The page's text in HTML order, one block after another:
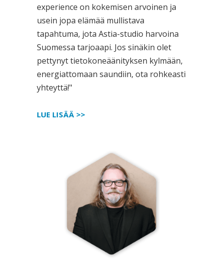
experience on kokemisen arvoinen ja
usein jopa elämää mullistava
tapahtuma, jota Astia-studio harvoina
Suomessa tarjoaapi. Jos sinäkin olet
pettynyt tietokoneäänityksen kylmään,
energiattomaan saundiin, ota rohkeasti
yhteyttä!"
LUE LISÄÄ >>